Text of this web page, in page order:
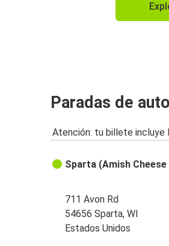
Paradas de
Atención: tu billete incluye
Sparta (Amish Cheese
711 Avon Rd
54656 Sparta, WI
Estados Unidos